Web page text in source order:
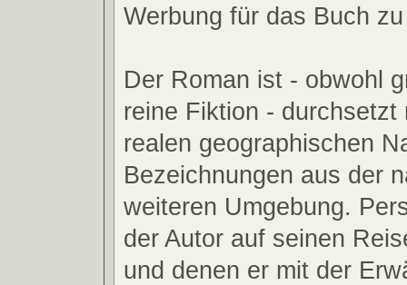
Werbung für das Buch
Der Roman ist - obwohl
reine Fiktion - durchsetzt
realen geographischen
Bezeichnungen aus der
weiteren Umgebung.
der Autor auf seinen
und denen er mit der